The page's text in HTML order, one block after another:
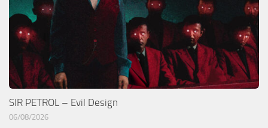
SIR PETROL – Evil Design
06/08/2026